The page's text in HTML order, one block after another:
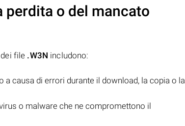
perdita o del mancato
file .W3N includono:
a causa di errori durante il download, la copia o la
o malware che ne compromettono il